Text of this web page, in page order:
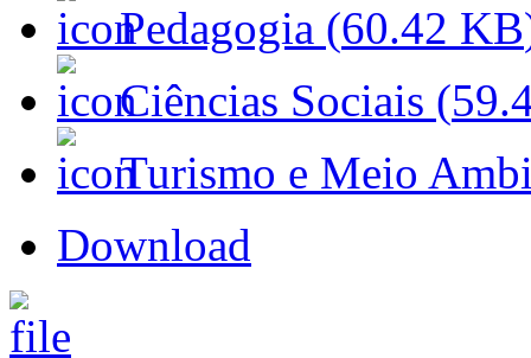
Pedagogia (60.42 KB
Ciências Sociais (
Turismo e Meio
Download